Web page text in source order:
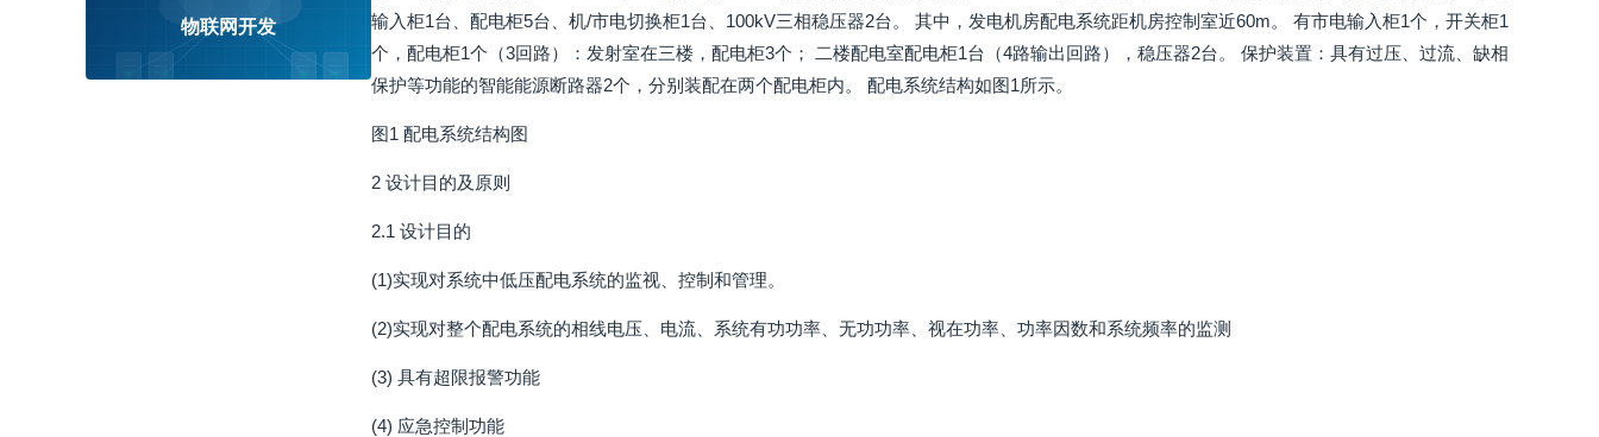
物联网开发
输入柜1台、配电柜5台、机/市电切换柜1台、100kV三相稳压器2台。 其中，发电机房配电系统距机房控制室近60m。 有市电输入柜1个，开关柜1
个，配电柜1个（3回路）：发射室在三楼，配电柜3个； 二楼配电室配电柜1台（4路输出回路），稳压器2台。 保护装置：具有过压、过流、缺相
保护等功能的智能能源断路器2个，分别装配在两个配电柜内。 配电系统结构如图1所示。
图1 配电系统结构图
2 设计目的及原则
2.1 设计目的
(1)实现对系统中低压配电系统的监视、控制和管理。
(2)实现对整个配电系统的相线电压、电流、系统有功功率、无功功率、视在功率、功率因数和系统频率的监测
(3) 具有超限报警功能
(4) 应急控制功能